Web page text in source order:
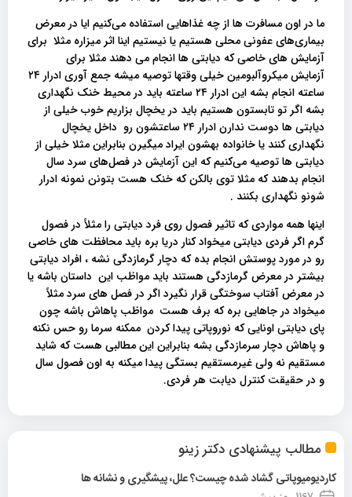
مطالب پیشنهادی دکتر زینو
کاردیومیوپاتی گشاد شده چیست؟ علل، پیشگیری و نشانه ها
ما در اون مسافرت ها از چه غذاهایی استفاده می‌کنیم ایا در معرض
بیماری‌های عفونی محلی هستیم یا نیستیم اینا اثر میزاره مثلا برای
آزمایش های خاصی که دیابتی ها انجام می دهند مثلا برای
آزمایش میکروآلبومین خیلی وقتها توصیه میشه جمع آوری ادرار ۲۴
ساعته انجام بشه این ادرار ۲۴ ساعته باید در محیط خنک نگهداری
بشه اگر تو تابستون هستیم باید در یخچال بزاریم خوب خیلی از
دیابتی ها دوست ندارن ادرار ۲۴ ساعتشون رو داخل یخچال
نگهداری کنند یا خانواده بهشون ایراد میگیرن بنابراین مثلا خیلی از
دیابتی ها توصیه می‌کنیم که این آزمایش در فصل‌های سرد سال
انجام بدهند که مثلا توی بالکن که خنک هست بتونن نمونه ادرار
شونو نگهداری بکنند .
اینها همه مواردی که تاثیر فصول روی فرد دیابتی را مثلاً در فصول
گرم اگر فردی دیابتی میخواد کنار دریا بره باید محافظت های خاصی
رو در مورد پوستش انجام بده که دچار گرمازدگی نشه ، افراد دیابتی
بیشتر در معرض گرمازدگی هستند باید مواظب این داستان باشه یا
در معرض آفتاب سوختگی قرار نگیرد اگر در فصل های سرد مثلاً
میخواد در جاهایی بره که برف هست مواظب پاهاش باشه چون
پای دیابتی اونایی که نوروپاتی پیدا کردن ممکنه سرما رو حس نکنه
و پاهاش دچار سرمازدگی بشه بنابراین این مطالبی هست که شاید
مستقیم نه ولی غیرمستقیم بستگی پیدا میکنه به اون فصول سال
و در حقیقت کنترل دیابت هر فردی.